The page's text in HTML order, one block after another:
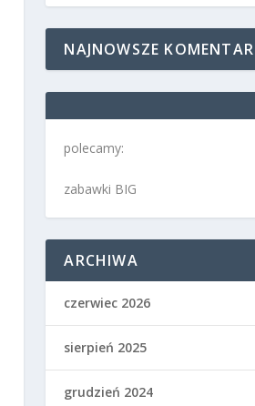
NAJNOWSZE
polecamy:
zabawki BIG
ARCHIWA
czerwiec 2026
sierpień 2025
grudzień 2024